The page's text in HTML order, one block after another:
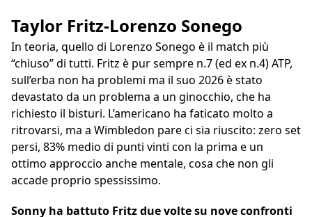
Taylor Fritz-Lorenzo Sonego
In teoria, quello di Lorenzo Sonego è il match più
“chiuso” di tutti. Fritz è pur sempre n.7 (ed ex n.4) ATP,
sull’erba non ha problemi ma il suo 2026 è stato
devastato da un problema a un ginocchio, che ha
richiesto il bisturi. L’americano ha faticato molto a
ritrovarsi, ma a Wimbledon pare ci sia riuscito: zero set
persi, 83% medio di punti vinti con la prima e un
ottimo approccio anche mentale, cosa che non gli
accade proprio spessissimo.
Sonny ha battuto Fritz due volte su nove confronti